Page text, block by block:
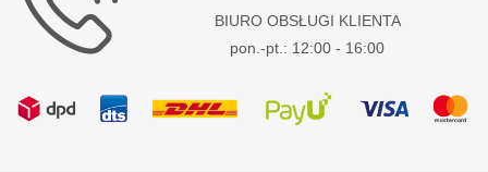
BIURO OBSŁUGI KLIENTA
pon.-pt.: 12:00 - 16:00